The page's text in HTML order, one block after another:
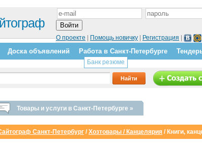
О проекте
Помощь новичку Регистрация
Доска объявлений Работа в Санкт-Петербурге
Банк резюме
Товары и услуги в Санкт-Петербурге »
Санкт-Петербург / Хозтовары / Канцелярия / Книги,